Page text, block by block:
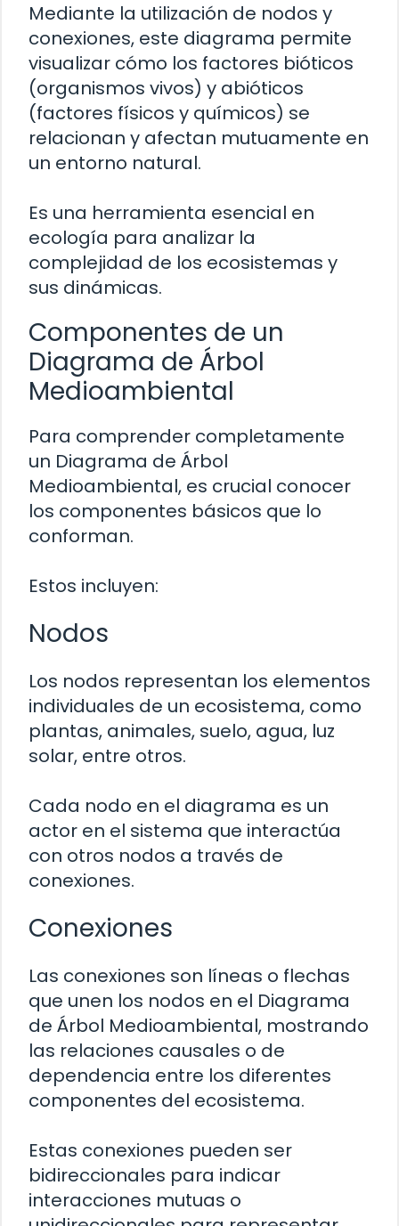
Mediante la utilización de nodos y
conexiones, este diagrama permite
visualizar cómo los factores bióticos
(organismos vivos) y abióticos
(factores físicos y químicos) se
relacionan y afectan mutuamente en
un entorno natural.
Es una herramienta esencial en
ecología para analizar la
complejidad de los ecosistemas y
sus dinámicas.
Componentes de un
Diagrama de Árbol
Medioambiental
Para comprender completamente
un Diagrama de Árbol
Medioambiental, es crucial conocer
los componentes básicos que lo
conforman.
Estos incluyen:
Nodos
Los nodos representan los elementos
individuales de un ecosistema, como
plantas, animales, suelo, agua, luz
solar, entre otros.
Cada nodo en el diagrama es un
actor en el sistema que interactúa
con otros nodos a través de
conexiones.
Conexiones
Las conexiones son líneas o flechas
que unen los nodos en el Diagrama
de Árbol Medioambiental, mostrando
las relaciones causales o de
dependencia entre los diferentes
componentes del ecosistema.
Estas conexiones pueden ser
bidireccionales para indicar
interacciones mutuas o